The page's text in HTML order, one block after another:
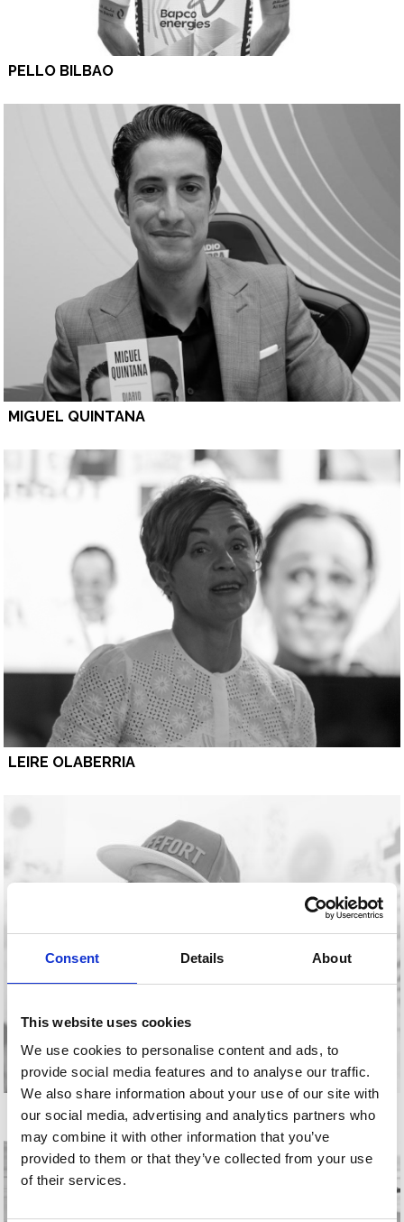
Consent Details About
This website uses cookies
We use cookies to personalise content and ads, to
provide social media features and to analyse our traffic.
We also share information about your use of our site with
our social media, advertising and analytics partners who
may combine it with other information that you’ve
provided to them or that they’ve collected from your use
of their services.
PELLO BILBAO
MIGUEL QUINTANA
LEIRE OLABERRIA
JUDAS ARRIETA